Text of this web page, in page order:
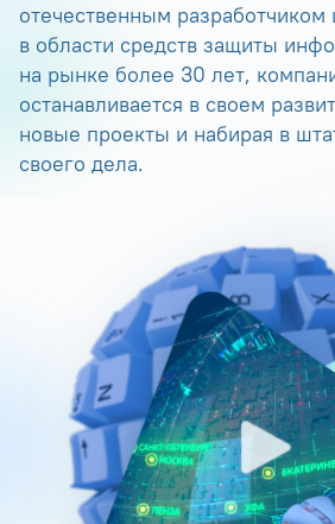
отечественным
в области средств защиты
на рынке более 30 лет,
останавливается в своем
новые проекты и набирая в
своего дела.